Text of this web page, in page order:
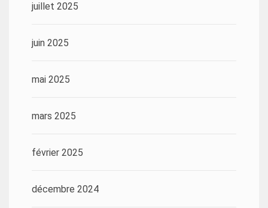
juillet 2025
juin 2025
mai 2025
mars 2025
février 2025
décembre 2024